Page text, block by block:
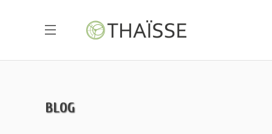
BLOG